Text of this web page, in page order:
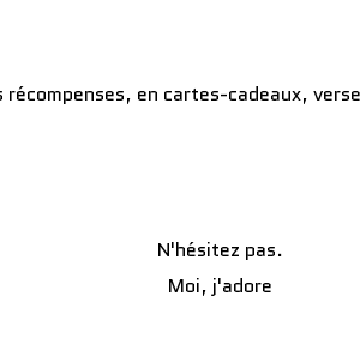
en cartes-cadeaux,
N'hésitez pas.
Moi, j'adore